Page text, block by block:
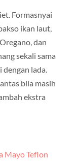
Formasnyai
ikan laut,
dan
sekali sama
lada.
bila masih
ekstra
Mayo Teflon